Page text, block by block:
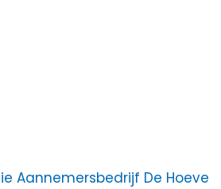
Aannemersbedrijf De Hoeve